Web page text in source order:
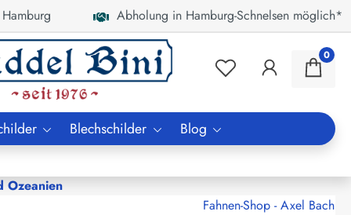
Abholung in Hamburg-Schnelsen möglich*
0
Blechschilder Blog
Ozeanien
Fahnen-Shop - Axel Bach